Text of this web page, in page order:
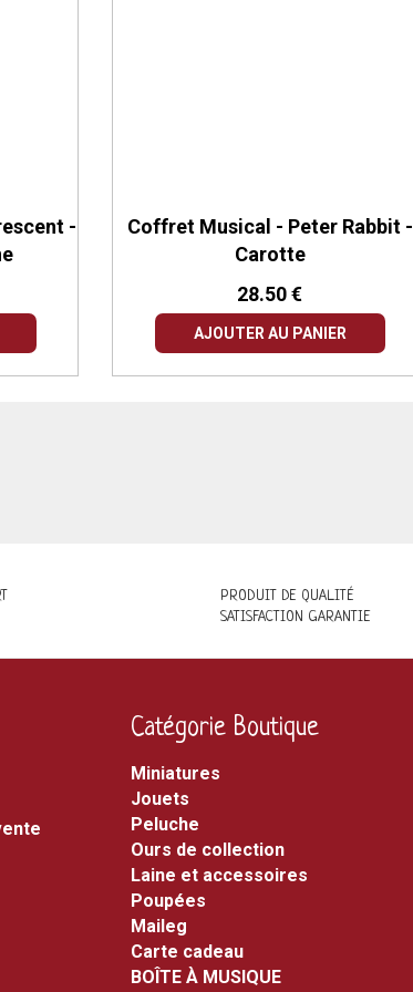
-
Coffret Musical - Peter Rabbit -
Carotte
28.50 €
AJOUTER AU PANIER
PRODUIT DE QUALITÉ
SATISFACTION GARANTIE
Catégorie Boutique
miniatures
jouets
peluche
ours de collection
laine et accessoires
poupées
maileg
carte cadeau
BOÎTE À MUSIQUE